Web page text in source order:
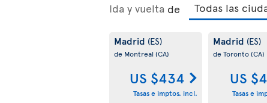
Ida y vuelta de
Madrid (ES)
de Montreal (CA)
US $434
Tasas e imptos. incl.
Madrid (ES)
de Toronto(CA)
US
Tasas e